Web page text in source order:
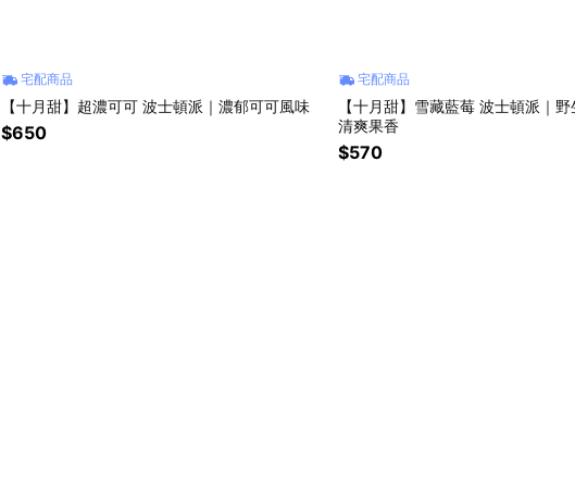
宅配商品
【十月甜】超濃可可 波士頓派｜濃郁可可風味
$650
宅配商品
【十月甜】雪藏藍莓 波士頓派｜
清爽果香
$570